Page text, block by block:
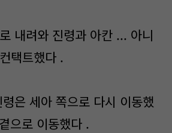
내려와 진령과 아칸 ... 아니
택트했다 .
은 세아 쪽으로 다시 이동했
으로 이동했다 .